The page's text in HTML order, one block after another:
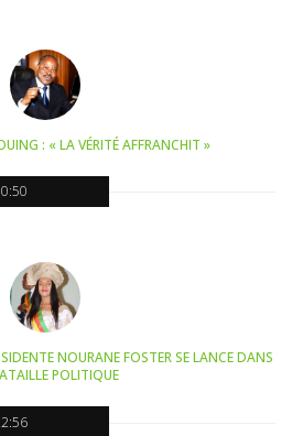
: « LA VÉRITÉ AFFRANCHIT »
NOURANE FOSTER SE LANCE DANS
POLITIQUE